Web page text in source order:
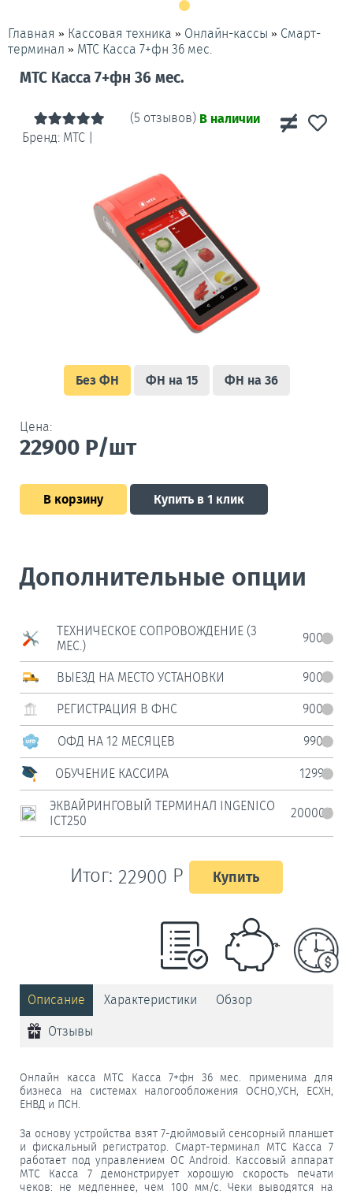
Главная » Кассовая техника » Онлайн-кассы » Смарт-
терминал » МТС Касса 7+фн 36 мес.
МТС Касса 7+фн 36 мес.
(5 отзывов) В наличии
Бренд: МТС|
Без ФН ФН на 15 ФН на 36
Цена:
22900 Р/шт
В корзину Купить в 1 клик
Дополнительные опции
ТЕХНИЧЕСКОЕ СОПРОВОЖДЕНИЕ (3
МЕС.)
900Р
ВЫЕЗД НА МЕСТО УСТАНОВКИ 900Р
РЕГИСТРАЦИЯ В ФНС 900Р
ОФД НА 12 МЕСЯЦЕВ 990Р
ОБУЧЕНИЕ КАССИРА 1299Р
ЭКВАЙРИНГОВЫЙ ТЕРМИНАЛ INGENICO
ICT250
20000Р
Итог: 22900 Р Купить
Описание Характеристики Обзор
Отзывы
Онлайн касса МТС Касса 7+фн 36 мес. применима для
бизнеса на системах налогообложения ОСНО,УСН, ЕСХН,
ЕНВД и ПСН.
За основу устройства взят 7-дюймовый сенсорный планшет
и фискальный регистратор. Смарт-терминал МТС Касса 7
работает под управлением ОС Android. Кассовый аппарат
МТС Касса 7 демонстрирует хорошую скорость печати
чеков: не медленнее, чем 100 мм/с. Чеки выводятся на